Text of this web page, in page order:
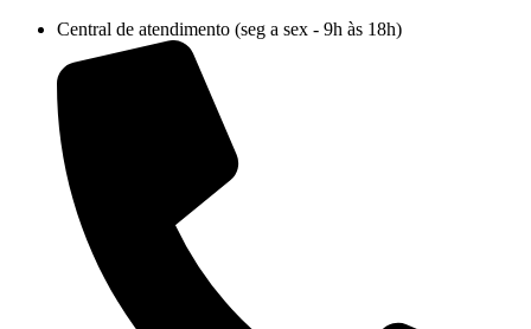
conteúdo
Central de atendimento (seg a sex - 9h às 18h)